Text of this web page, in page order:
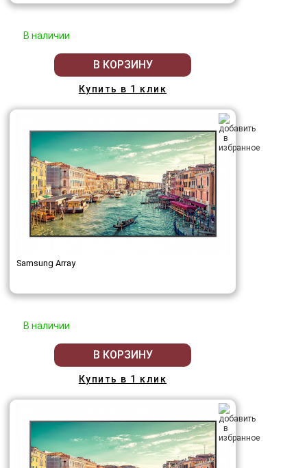
В наличии
В КОРЗИНУ
Купить в 1 клик
Samsung Array
В наличии
В КОРЗИНУ
Купить в 1 клик